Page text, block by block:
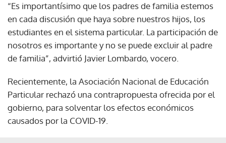
“Es importantísimo que los padres de familia estemos
en cada discusión que haya sobre nuestros hijos, los
estudiantes en el sistema particular. La participación de
nosotros es importante y no se puede excluir al padre
de familia”, advirtió Javier Lombardo, vocero.
Recientemente, la Asociación Nacional de Educación
Particular rechazó una contrapropuesta ofrecida por el
gobierno, para solventar los efectos económicos
causados por la COVID-19.